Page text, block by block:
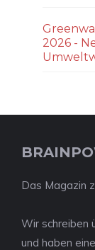
2026 -
Das Magazin
Wir schreiben
und haben